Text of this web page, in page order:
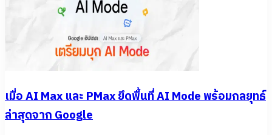
เมื่อ AI Max และ PMax ยึดพื้นที่ AI Mode พร้อมกลยุทธ์
ล่าสุดจาก Google